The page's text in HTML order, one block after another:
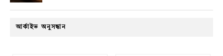
আর্কাইভ অনুসন্ধান